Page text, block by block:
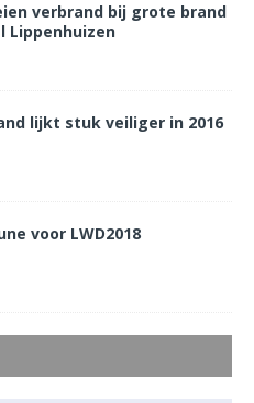
verbrand bij grote brand
Lippenhuizen
lijkt stuk veiliger in 2016
voor LWD2018